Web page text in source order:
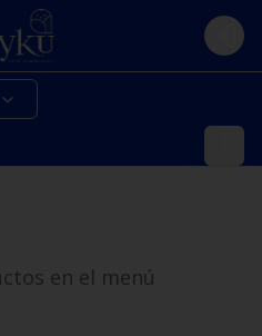
Login
en el menú